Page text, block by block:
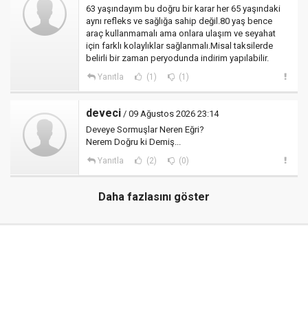
63 yaşındayım bu doğru bir karar her 65 yaşındaki
aynı refleks ve sağlığa sahip değil.80 yaş bence
araç kullanmamalı ama onlara ulaşım ve seyahat
için farklı kolaylıklar sağlanmalı.Misal taksilerde
belirli bir zaman peryodunda indirim yapılabilir.
Yanıtla (1) (1)
deveci / 09 Ağustos 2026 23:14
Deveye Sormuşlar Neren Eğri?
Nerem Doğru ki Demiş...
Yanıtla (2) (0)
Daha fazlasını göster